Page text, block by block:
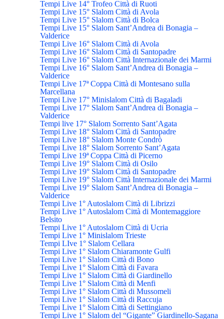
Tempi Live 14° Trofeo Città di Ruoti
Tempi Live 15° Slalom Città di Avola
Tempi Live 15° Slalom Città di Bolca
Tempi Live 15° Slalom Sant’Andrea di Bonagia –
Valderice
Tempi Live 16° Slalom Città di Avola
Tempi Live 16° Slalom Città di Santopadre
Tempi Live 16° Slalom Città Internazionale dei Marmi
Tempi Live 16° Slalom Sant’Andrea di Bonagia –
Valderice
Tempi Live 17ª Coppa Città di Montesano sulla
Marcellana
Tempi Live 17° Minislalom Città di Bagaladi
Tempi Live 17° Slalom Sant’Andrea di Bonagia –
Valderice
Tempi live 17° Slalom Sorrento Sant’Agata
Tempi Live 18° Slalom Città di Santopadre
Tempi Live 18° Slalom Monte Condrò
Tempi Live 18° Slalom Sorrento Sant’Agata
Tempi Live 19ª Coppa Città di Picerno
Tempi Live 19° Slalom Città di Osilo
Tempi Live 19° Slalom Città di Santopadre
Tempi Live 19° Slalom Città Internazionale dei Marmi
Tempi Live 19° Slalom Sant’Andrea di Bonagia –
Valderice
Tempi Live 1° Autoslalom Città di Librizzi
Tempi Live 1° Autoslalom Città di Montemaggiore
Belsito
Tempi Live 1° Autoslalom Città di Ucria
Tempi Live 1° Minislalom Trieste
Tempi LIve 1° Slalom Cellara
Tempi Live 1° Slalom Chiaramonte Gulfi
Tempi Live 1° Slalom Città di Bono
Tempi Live 1° Slalom Città di Favara
Tempi Live 1° Slalom Città di Giardinello
Tempi Live 1° Slalom Città di Menfi
Tempi Live 1° Slalom Città di Mussomeli
Tempi Live 1° Slalom Città di Raccuja
Tempi Live 1° Slalom Città di Settingiano
Tempi Live 1° Slalom del “Gigante” Giardinello-Sagana